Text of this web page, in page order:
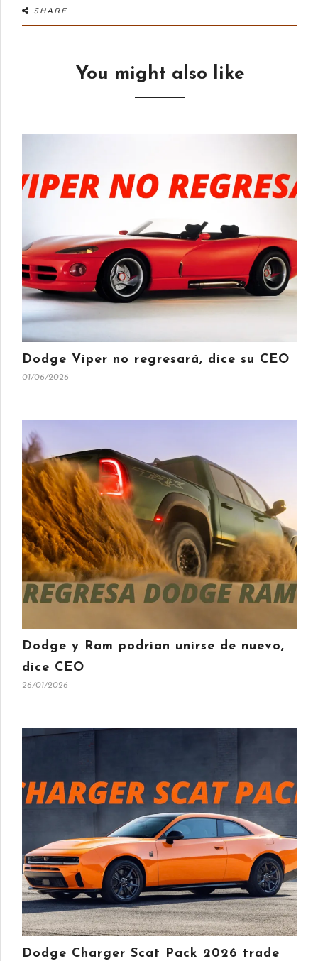
SHARE
You might also like
Dodge Viper no regresará, dice su CEO
01/06/2026
Dodge y Ram podrían unirse de nuevo,
dice CEO
26/01/2026
Dodge Charger Scat Pack 2026 trade